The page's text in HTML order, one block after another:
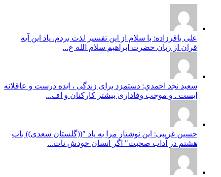
علی باقرزاده: با سلام از این تفسیر لذت بردم. یاد این آیه
قران از زبان حضرت ابراهیم سلام الله ع...
سعيد نجد احمدي: دستمزد برای زندگی ، ایده درست و عاقلانه
ایست . و موجب وفاداری بیشتر کارکنان و اف...
حسین غریبی: این نوشتار مرا به یاد "((گلستان سعدی)) باب
هشتم در آداب صحبت" اگر انسان خودش نات...